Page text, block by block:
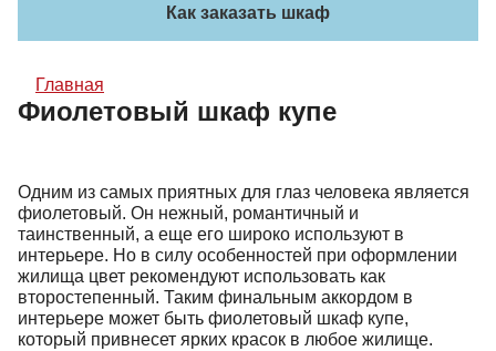
Как заказать шкаф
Главная
Фиолетовый шкаф купе
Одним из самых приятных для глаз человека является
фиолетовый. Он нежный, романтичный и
таинственный, а еще его широко используют в
интерьере. Но в силу особенностей при оформлении
жилища цвет рекомендуют использовать как
второстепенный. Таким финальным аккордом в
интерьере может быть фиолетовый шкаф купе,
который привнесет ярких красок в любое жилище.